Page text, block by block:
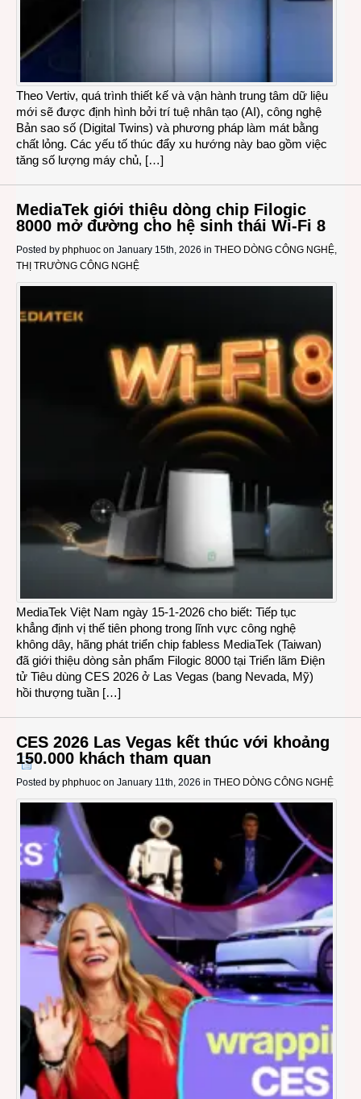
Theo Vertiv, quá trình thiết kế và vận hành trung tâm dữ liệu
mới sẽ được định hình bởi trí tuệ nhân tạo (AI), công nghệ
Bản sao số (Digital Twins) và phương pháp làm mát bằng
chất lỏng. Các yếu tố thúc đẩy xu hướng này bao gồm việc
tăng số lượng máy chủ, […]
MediaTek giới thiệu dòng chip Filogic
8000 mở đường cho hệ sinh thái Wi-Fi 8
Posted by phphuoc on January 15th, 2026 in THEO DÒNG CÔNG NGHỆ,
THỊ TRƯỜNG CÔNG NGHỆ
MediaTek Việt Nam ngày 15-1-2026 cho biết: Tiếp tục
khẳng định vị thế tiên phong trong lĩnh vực công nghệ
không dây, hãng phát triển chip fabless MediaTek (Taiwan)
đã giới thiệu dòng sản phẩm Filogic 8000 tại Triển lãm Điện
tử Tiêu dùng CES 2026 ở Las Vegas (bang Nevada, Mỹ)
hồi thượng tuần […]
CES 2026 Las Vegas kết thúc với khoảng
150.000 khách tham quan
Posted by phphuoc on January 11th, 2026 in THEO DÒNG CÔNG NGHỆ